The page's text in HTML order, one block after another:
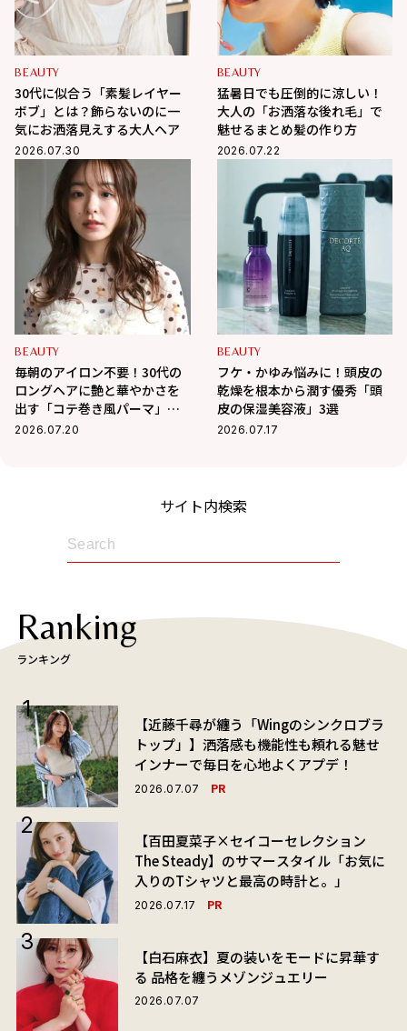
BEAUTY
30代に似合う「素髪レイヤー
ボブ」とは？飾らないのに一
気にお洒落見えする大人ヘア
2026.07.30
BEAUTY
猛暑日でも圧倒的に涼しい！
大人の「お洒落な後れ毛」で
魅せるまとめ髪の作り方
2026.07.22
BEAUTY
毎朝のアイロン不要！30代の
ロングヘアに艶と華やかさを
出す「コテ巻き風パーマ」が
優秀すぎる
2026.07.20
BEAUTY
フケ・かゆみ悩みに！頭皮の
乾燥を根本から潤す優秀「頭
皮の保湿美容液」3選
2026.07.17
サイト内検索
Ranking
ランキング
【近藤千尋が纏う「Wingのシンクロブラ
トップ」】洒落感も機能性も頼れる魅せ
インナーで毎日を心地よくアプデ！
2026.07.07 PR
【百田夏菜子×セイコーセレクション
The Steady】のサマースタイル「お気に
入りのTシャツと最高の時計と。」
2026.07.17 PR
【白石麻衣】夏の装いをモードに昇華す
る 品格を纏うメゾンジュエリー
2026.07.07